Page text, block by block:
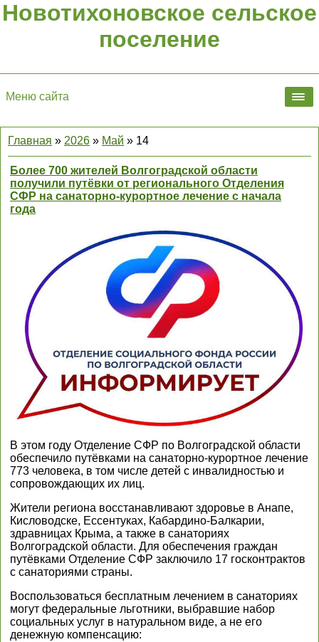
Новотихоновское сельское
поселение
Меню сайта
Главная » 2026 » Май » 14
Более 700 жителей Волгоградской области
получили путёвки от регионального Отделения
СФР на санаторно-курортное лечение с начала
года
В этом году Отделение СФР по Волгоградской области
обеспечило путёвками на санаторно-курортное лечение
773 человека, в том числе детей с инвалидностью и
сопровождающих их лиц.
Жители региона восстанавливают здоровье в Анапе,
Кисловодске, Ессентуках, Кабардино-Балкарии,
здравницах Крыма, а также в санаториях
Волгоградской области. Для обеспечения граждан
путёвками Отделение СФР заключило 17 госконтрактов
с санаториями страны.
Воспользоваться бесплатным лечением в санаториях
могут федеральные льготники, выбравшие набор
социальных услуг в натуральном виде, а не его
денежную компенсацию: